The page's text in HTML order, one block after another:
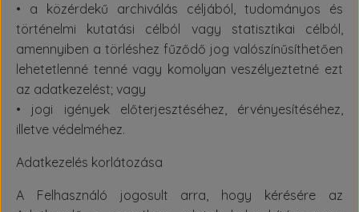
• a közérdekű archiválás céljából, tudományos és
történelmi kutatási célból vagy statisztikai célból,
amennyiben a törléshez fűződő jog valószínűsíthetően
lehetetlenné tenné vagy komolyan veszélyeztetné ezt
az adatkezelést; vagy
• jogi igények előterjesztéséhez, érvényesítéséhez,
illetve védelméhez.
Adatkezelés korlátozása
A Felhasználó jogosult arra, hogy kérésére az